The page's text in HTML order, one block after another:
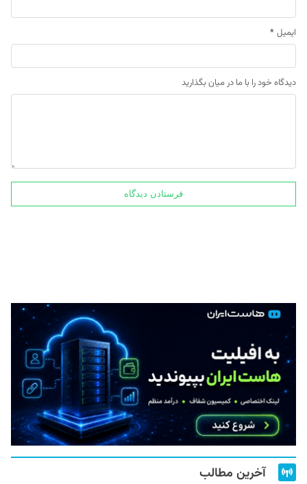
ایمیل *
دیدگاه خود را با ما در میان بگذارید
آخرین مطالب